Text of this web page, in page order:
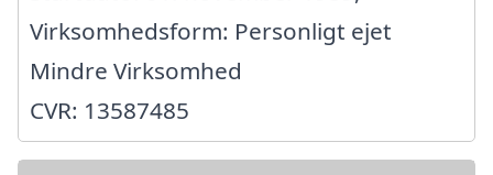
Virksomhedsform: Personligt ejet
Mindre Virksomhed
CVR: 13587485